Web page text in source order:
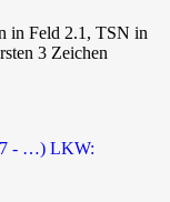
in Feld 2.1, TSN in
3 Zeichen
- …) LKW: